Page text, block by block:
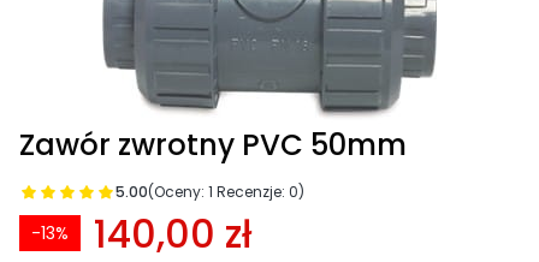
Zawór zwrotny PVC 50mm
5.00(Oceny: 1 Recenzje: 0)
140,00 zł
-13%